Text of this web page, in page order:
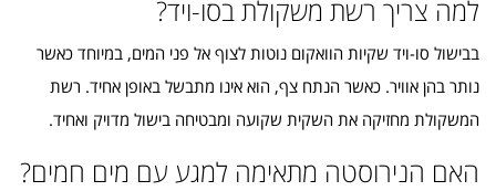
למה צריך רשת משקולת בסו-ויד?
בבישול סו-ויד שקיות הוואקום נוטות לצוף אל פני המים, במיוחד כאשר
נותר בהן אוויר. כאשר הנתח צף, הוא אינו מתבשל באופן אחיד. רשת
המשקולת מחזיקה את השקית שקועה ומבטיחה בישול מדויק ואחיד.
האם הנירוסטה מתאימה למגע עם מים חמים?